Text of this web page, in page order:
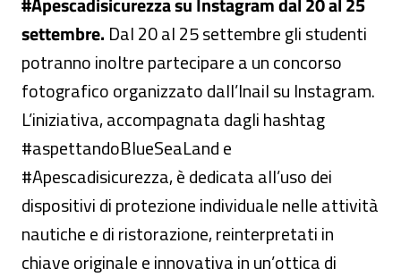
settembre. Dal 20 al 25 settembre gli studenti
potranno inoltre partecipare a un concorso
fotografico organizzato dall’Inail su Instagram.
L’iniziativa, accompagnata dagli hashtag
#aspettandoBlueSeaLand e
#Apescadisicurezza, è dedicata all’uso dei
dispositivi di protezione individuale nelle attività
nautiche e di ristorazione, reinterpretati in
chiave originale e innovativa in un’ottica di